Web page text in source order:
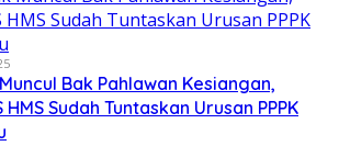
Bak Pahlawan Kesiangan,
HMS Sudah Tuntaskan Urusan PPPK